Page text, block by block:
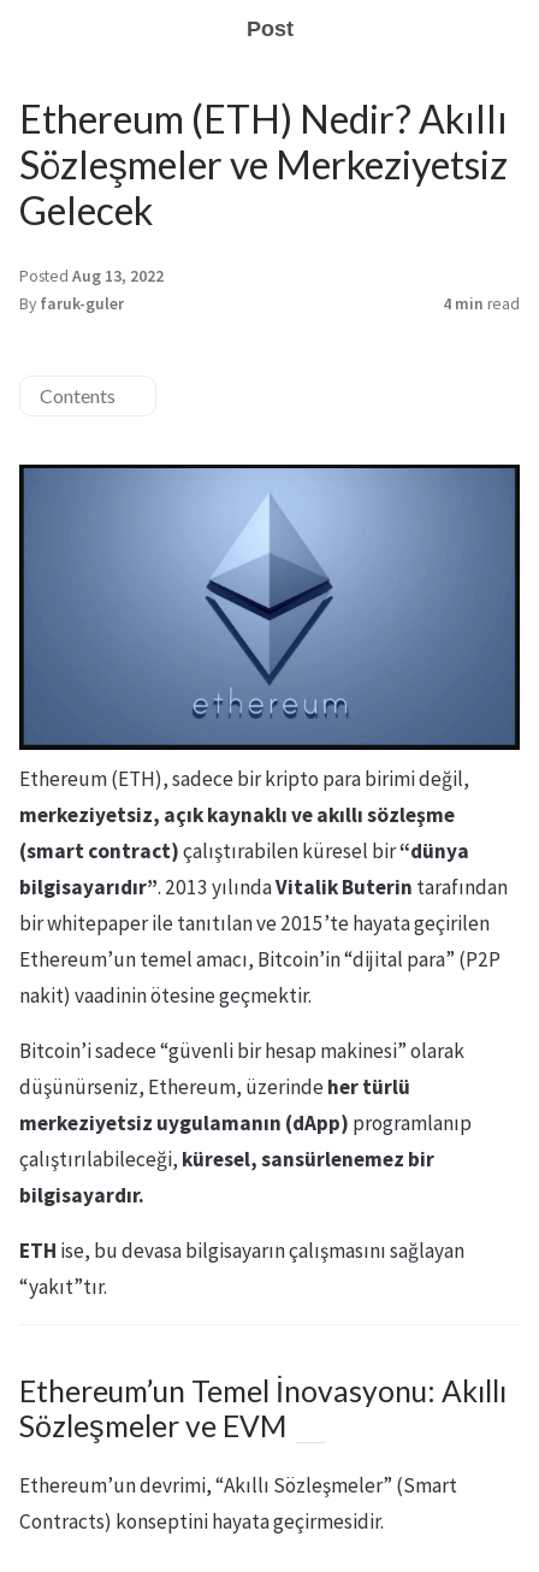
Post
Ethereum (ETH) Nedir? Akıllı
Sözleşmeler ve Merkeziyetsiz
Gelecek
Posted Aug 13, 2022
By faruk-guler 4 min read
Contents
Ethereum (ETH), sadece bir kripto para birimi değil,
merkeziyetsiz, açık kaynaklı ve akıllı sözleşme
(smart contract)çalıştırabilen küresel bir“dünya
bilgisayarıdır”. 2013 yılındaVitalik Buterin tarafından
bir whitepaper ile tanıtılan ve 2015’te hayata geçirilen
Ethereum’un temel amacı, Bitcoin’in “dijital para” (P2P
nakit) vaadinin ötesine geçmektir.
Bitcoin’i sadece “güvenli bir hesap makinesi” olarak
düşünürseniz, Ethereum, üzerindeher türlü
merkeziyetsiz uygulamanın (dApp) programlanıp
çalıştırılabileceği, küresel, sansürlenemez bir
bilgisayardır.
ETH ise, bu devasa bilgisayarın çalışmasını sağlayan
“yakıt”tır.
Ethereum’un Temel İnovasyonu: Akıllı
Sözleşmeler ve EVM
Ethereum’un devrimi, “Akıllı Sözleşmeler” (Smart
Contracts) konseptini hayata geçirmesidir.